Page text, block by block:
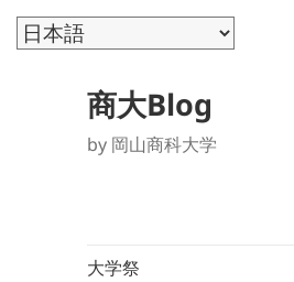
商大Blog
by 岡山商科大学
大学祭